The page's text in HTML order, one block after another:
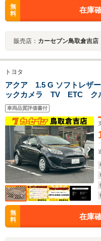
無
料
在庫
販売店： カーセブン鳥取倉吉店
トヨタ
アクア 1.5 G ソフトレザ
ックカメラ TV ETC ク
ュスタート スマートキー
車両品質評価書付
無
料
在庫